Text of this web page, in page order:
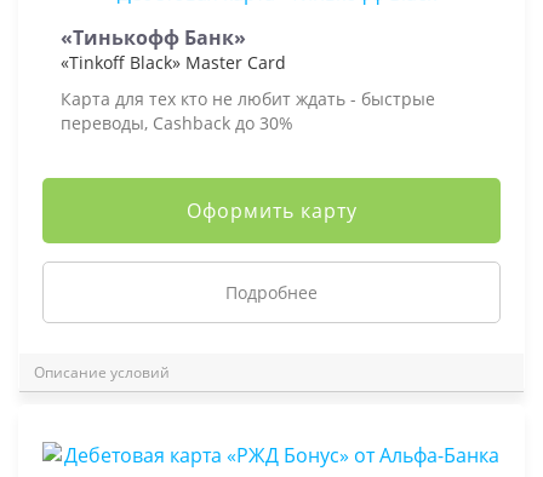
«Тинькофф Банк»
«Tinkoff Black» Master Card
Карта для тех кто не любит ждать - быстрые
переводы, Cashback до 30%
Оформить карту
Подробнее
Описание условий